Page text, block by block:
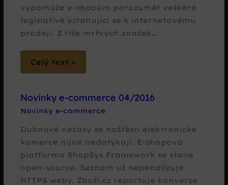
vypomůže e-shopům porozumět veškeré
legislativě vztahující se k internetovému
prodeji. Z říše mrtvých značek…
Celý text »
Novinky e-commerce 04/2016
Novinky e-commerce
Dubnové nečasy se naštěstí elektronické
komerce nijak nedotýkají. E-shopová
platforma ShopSys Framework se stane
open-source. Seznam už nepenalizuje
HTTPS weby. Zboží.cz reportuje konverze